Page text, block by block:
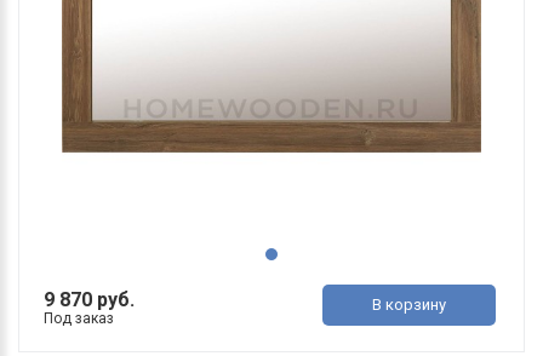
9 870 руб.
Под заказ
В корзину